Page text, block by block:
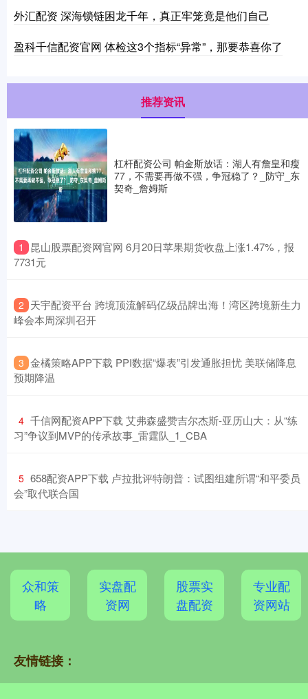
外汇配资 深海锁链困龙千年，真正牢笼竟是他们自己
盈科千信配资官网 体检这3个指标“异常”，那要恭喜你了
推荐资讯
杠杆配资公司 帕金斯放话：湖人有詹皇和瘦
77，不需要再做不强，争冠稳了？_防守_东
契奇_詹姆斯
1
​昆山股票配资网官网 6月20日苹果期货收盘上涨1.47%，报
7731元
2 ​天宇配资平台 跨境顶流解码亿级品牌出海！湾区跨境新生力
峰会本周深圳召开
3 ​金橘策略APP下载 PPI数据“爆表”引发通胀担忧 美联储降息
预期降温
4 ​千信网配资APP下载 艾弗森盛赞吉尔杰斯-亚历山大：从“练
习”争议到MVP的传承故事_雷霆队_1_CBA
5 ​658配资APP下载 卢拉批评特朗普：试图组建所谓“和平委员
会”取代联合国
众和策
略
实盘配
资网
股票实
盘配资
专业配
资网站
友情链接：